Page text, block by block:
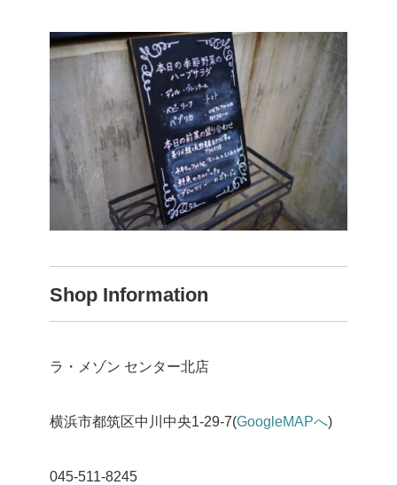
Shop Information
ラ・メゾン センター北店
横浜市都筑区中川中央1-29-7(GoogleMAPへ)
045-511-8245